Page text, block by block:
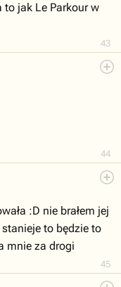
43
jak Le Parkour w
44
45
:D nie brałem jej
to będzie to
mnie za drogi